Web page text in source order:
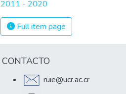
2011 - 2020
Full item page
CONTACTO
ruie@ucr.ac.cr